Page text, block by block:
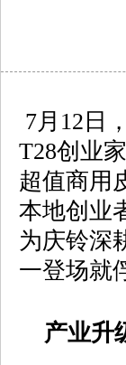
7月12日
T28创业
超值商用
本地创业
为庆铃深
一登场就
产业升